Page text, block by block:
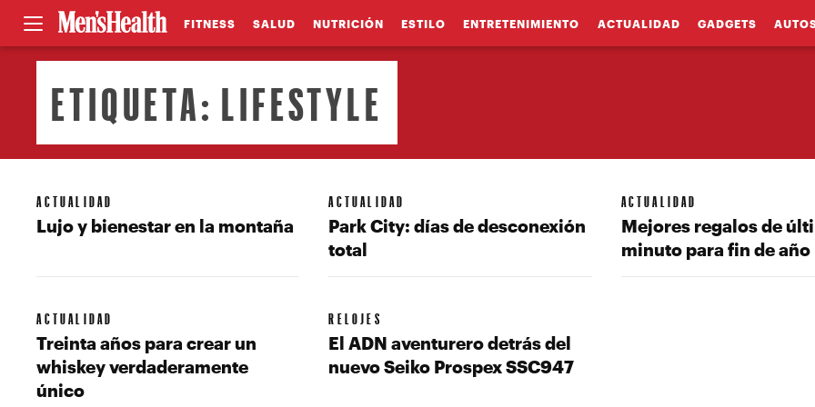
FITNESS SALUD NUTRICIÓN ESTILO ENTRETENIMIENTO ACTUALIDAD GADGETS
ETIQUETA: LIFESTYLE
ACTUALIDAD
Lujo y bienestar en la montaña
ACTUALIDAD
Park City: días de desconexión
total
ACTUALIDAD
Mejores regalos de
minuto para fin de año
ACTUALIDAD
Treinta años para crear un
whiskey verdaderamente
único
RELOJES
El ADN aventurero detrás del
nuevo Seiko Prospex SSC947